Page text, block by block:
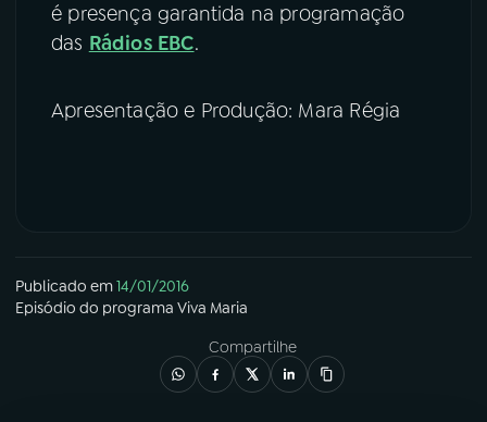
é presença garantida na programação
das Rádios EBC.
Apresentação e Produção: Mara Régia
Publicado em14/01/2016
Episódio do programa Viva Maria
Compartilhe